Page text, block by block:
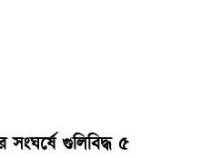
গুলিবিদ্ধ ৫